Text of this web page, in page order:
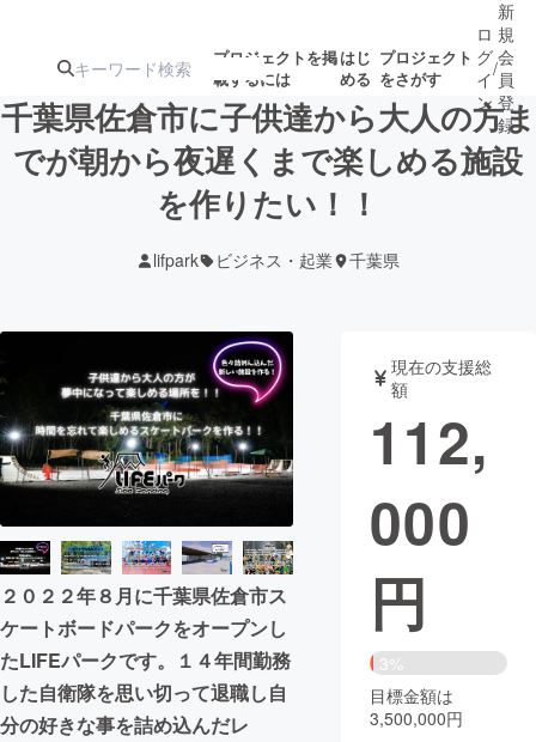
プロジェクトを掲
載するには
はじ
める
プロジェクト
をさがす
注目のリ 注目の新着プロ
ジェクト
募集終了が近いプ
テクノロジー・ガジェット
映像・映画 書籍・雑誌
ビジネス・起業 チャレンジ
まちづくり・地域活性化
CAMPFIRE for Social Good
CAMPFIRE Creation
CAMPFIREふるさと納税machi-ya コミュニティ
ロ
グ
イ
ン
/
新
規
会
員
登
録
千葉県佐倉市に子供達から大人の方ま
でが朝から夜遅くまで楽しめる施設
を作りたい！！
lifpark ビジネス・起業 千葉県
２０２２年８月に千葉県佐倉市ス
ケートボードパークをオープンし
たLIFEパークです。１４年間勤務
した自衛隊を思い切って退職し自
分の好きな事を詰め込んだレ
現在の支援総
額
112,
000
円
3%
目標金額は
3,500,000円